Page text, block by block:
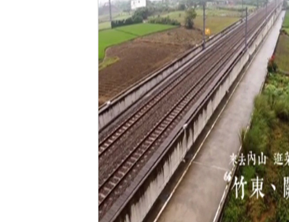
浩克慢遊-4.來去內山逛
菜市(竹東.關西)
分級: 普遍級
片長: 50 min
發音: 華語
發行: 2014-09
導演: 王浩一, 劉克襄